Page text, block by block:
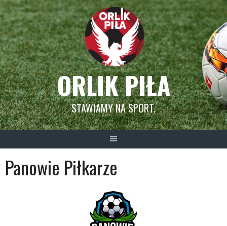
Skip
to
content
ORLIK PIŁA
STAWIAMY NA SPORT.
Panowie Piłkarze